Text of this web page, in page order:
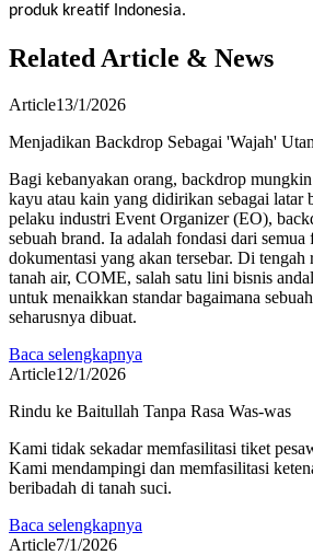
produk kreatif Indonesia.
Related Article & News
Article13/1/2026
Menjadikan Backdrop Sebagai 'Wajah'
Bagi kebanyakan orang, backdrop mungkin
kayu atau kain yang didirikan sebagai latar
pelaku industri Event Organizer (EO),
sebuah brand. Ia adalah fondasi dari
dokumentasi yang akan tersebar. Di
tanah air, COME, salah satu lini bisnis
untuk menaikkan standar bagaimana
seharusnya dibuat.
Baca selengkapnya
Article12/1/2026
Rindu ke Baitullah Tanpa Rasa Was-was
Kami tidak sekadar memfasilitasi tiket
Kami mendampingi dan memfasilitasi
beribadah di tanah suci.
Baca selengkapnya
Article7/1/2026